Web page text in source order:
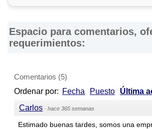
cumplimiento de los productos y
de teléfono y otros datos de contacto
están sujetos a cambios e incluso, a
durante la elaboración de esta página
Espacio para comentarios,
requerimientos:
Comentarios (5)
Ordenar por: Fecha Puesto
Última
Carlos ·hace 365 semanas
Estimado buenas tardes, somos una